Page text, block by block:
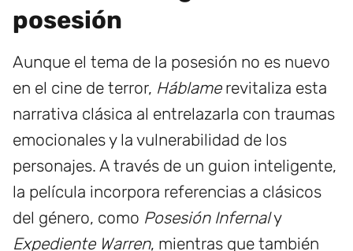
posesión
Aunque el tema de la posesión no es nuevo
en el cine de terror, Háblamerevitaliza esta
narrativa clásica al entrelazarla con traumas
emocionales y la vulnerabilidad de los
personajes. A través de un guion inteligente,
la película incorpora referencias a clásicos
del género, como Posesión Infernaly
Expediente Warren, mientras que también